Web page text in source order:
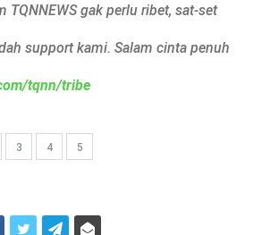
TQNNEWS gak perlu ribet, sat-set
support kami. Salam cinta penuh
tqnn/tribe
3 4 5